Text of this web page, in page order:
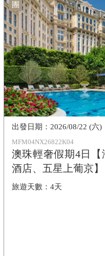
團
MFM04NX26822K04
澳珠輕奢假期4日
酒店、五星上葡京】
4天
2026/08/22 (六)